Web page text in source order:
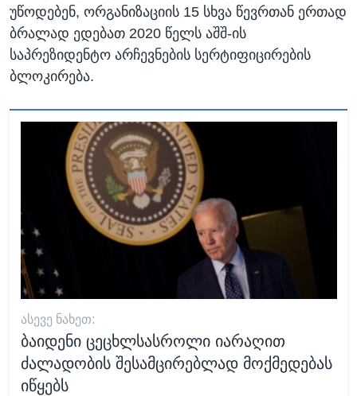
უწოდებენ, ორგანიზაციის 15 სხვა წევრთან ერთად
ბრალად ედებათ 2020 წელს აშშ-ის
საპრეზიდენტო არჩევნების სერტიფიცირების
ბლოკირება.
ᲐᲡᲔᲕᲔ ᲜᲐᲮᲔᲗ:
ბაიდენი ცეცხლსასროლი იარაღით
ძალადობის შესამცირებლად მოქმედებას
იწყებს